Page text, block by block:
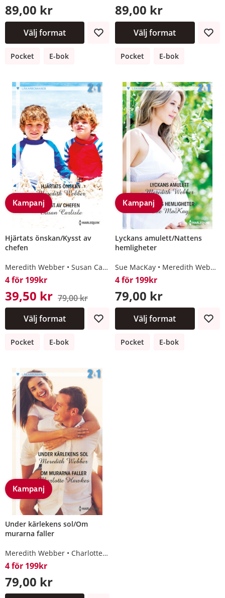
89,00 kr
Välj format
Pocket E-bok
89,00 kr
Välj format
Pocket E-bok
Kampanj
Hjärtats önskan/Kysst av
chefen
Meredith Webber Susan Carlisle
4 för 199kr
39,50 kr 79,00 kr
Välj format
Pocket E-bok
Kampanj
Lyckans amulett/Nattens
hemligheter
Sue MacKay Meredith Webber
4 för 199kr
79,00 kr
Välj format
Pocket E-bok
Kampanj
Under kärlekens sol/Om
murarna faller
Meredith Webber Charlotte Hawkes
4 för 199kr
79,00 kr